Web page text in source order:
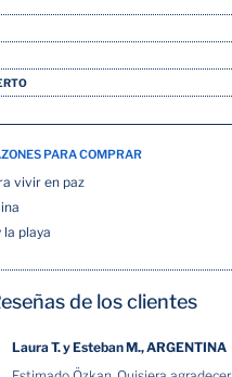
PARA COMPRAR
vivir en paz
playa
de los clientes
Laura T. y Esteban M., ARGENTINA